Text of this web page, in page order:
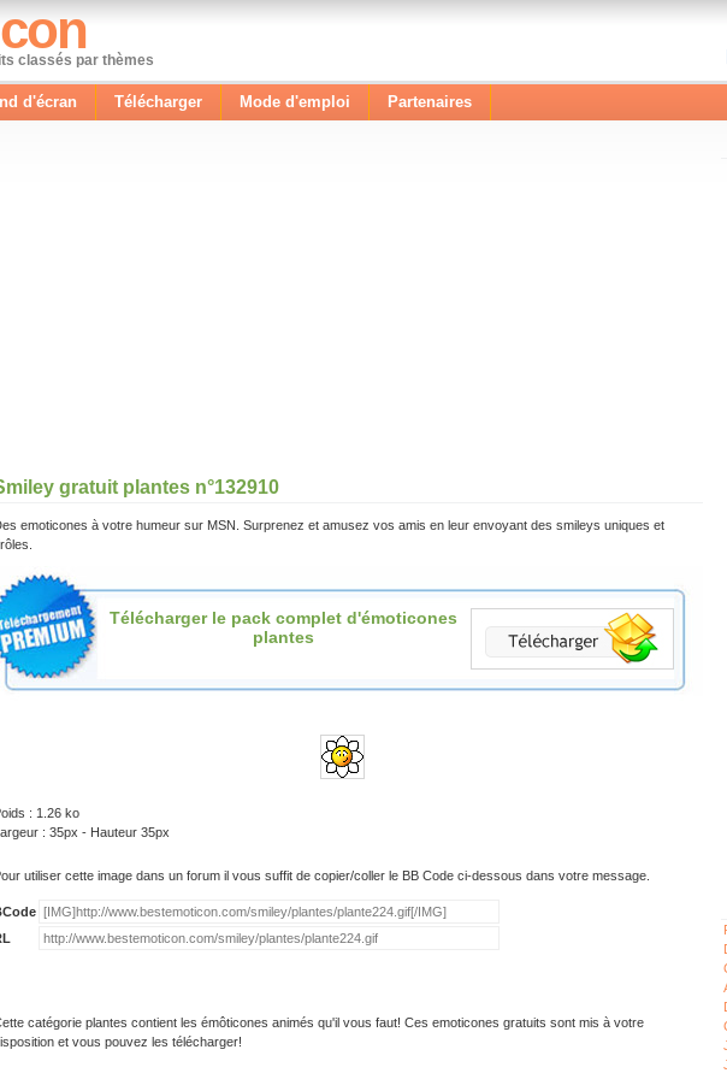
classés par thèmes
d'écran Télécharger Mode d'emploi Partenaires
gratuit plantes n°132910
emoticones à votre humeur sur MSN. Surprenez et amusez vos amis en leur envoyant des smileys uniques et
Télécharger le pack complet d'émoticones
plantes
: 1.26 ko
: 35px - Hauteur 35px
utiliser cette image dans un forum il vous suffit de copier/coller le BB Code ci-dessous dans votre message.
catégorie plantes contient les émôticones animés qu'il vous faut! Ces emoticones gratuits sont mis à votre
et vous pouvez les télécharger!